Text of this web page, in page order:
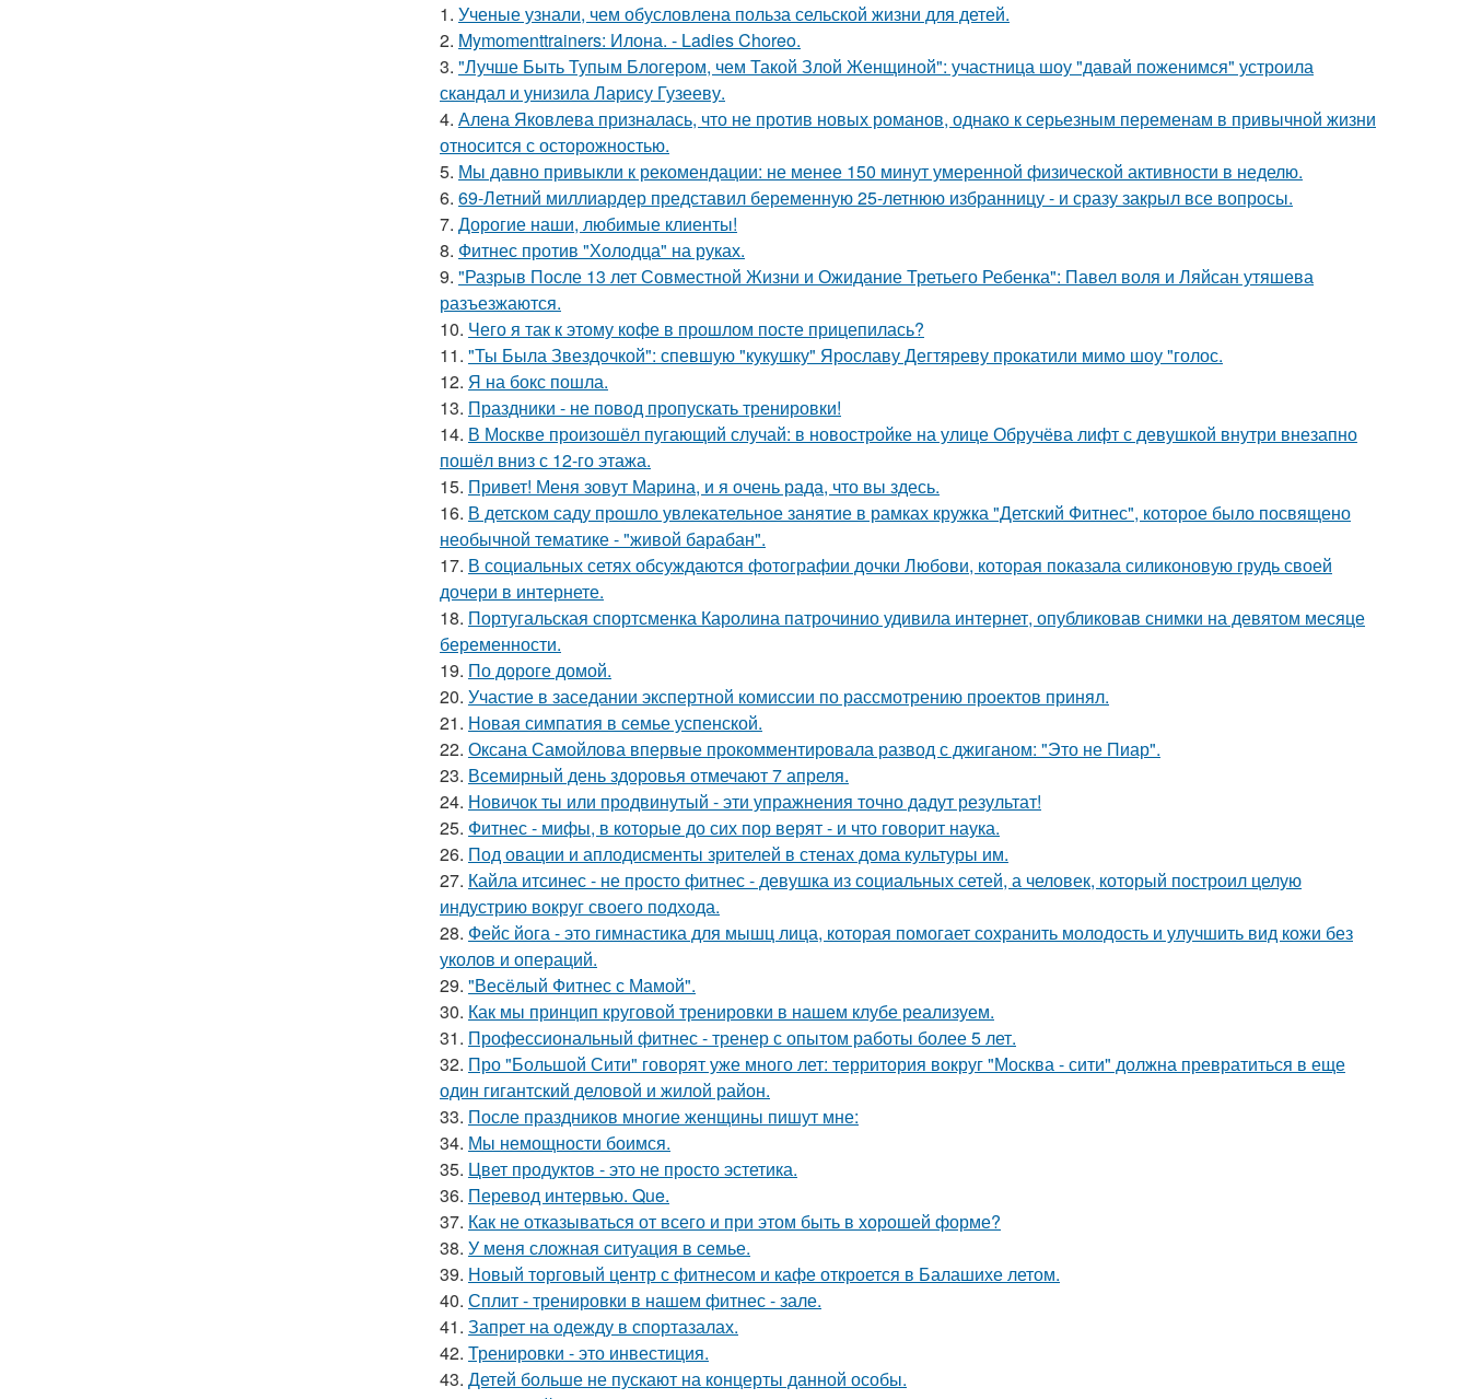
1. Ученые узнали, чем обусловлена польза сельской жизни для детей.
2. Mymomenttrainers: Илона. - Ladies Choreo.
3. "Лучше Быть Тупым Блогером, чем Такой Злой Женщиной": участница шоу "давай поженимся" устроила
скандал и унизила Ларису Гузееву.
4. Алена Яковлева призналась, что не против новых романов, однако к серьезным переменам в привычной жизни
относится с осторожностью.
5. Мы давно привыкли к рекомендации: не менее 150 минут умеренной физической активности в неделю.
6. 69-Летний миллиардер представил беременную 25-летнюю избранницу - и сразу закрыл все вопросы.
7. Дорогие наши, любимые клиенты!
8. Фитнес против "Холодца" на руках.
9. "Разрыв После 13 лет Совместной Жизни и Ожидание Третьего Ребенка": Павел воля и Ляйсан утяшева
разъезжаются.
10. Чего я так к этому кофе в прошлом посте прицепилась?
11. "Ты Была Звездочкой": спевшую "кукушку" Ярославу Дегтяреву прокатили мимо шоу "голос.
12. Я на бокс пошла.
13. Праздники - не повод пропускать тренировки!
14. В Москве произошёл пугающий случай: в новостройке на улице Обручёва лифт с девушкой внутри внезапно
пошёл вниз с 12-го этажа.
15. Привет! Меня зовут Марина, и я очень рада, что вы здесь.
16. В детском саду прошло увлекательное занятие в рамках кружка "Детский Фитнес", которое было посвящено
необычной тематике - "живой барабан".
17. В социальных сетях обсуждаются фотографии дочки Любови, которая показала силиконовую грудь своей
дочери в интернете.
18. Португальская спортсменка Каролина патрочинио удивила интернет, опубликовав снимки на девятом месяце
беременности.
19. По дороге домой.
20. Участие в заседании экспертной комиссии по рассмотрению проектов принял.
21. Новая симпатия в семье успенской.
22. Оксана Самойлова впервые прокомментировала развод с джиганом: "Это не Пиар".
23. Всемирный день здоровья отмечают 7 апреля.
24. Новичок ты или продвинутый - эти упражнения точно дадут результат!
25. Фитнес - мифы, в которые до сих пор верят - и что говорит наука.
26. Под овации и аплодисменты зрителей в стенах дома культуры им.
27. Кайла итсинес - не просто фитнес - девушка из социальных сетей, а человек, который построил целую
индустрию вокруг своего подхода.
28. Фейс йога - это гимнастика для мышц лица, которая помогает сохранить молодость и улучшить вид кожи без
уколов и операций.
29. "Весёлый Фитнес с Мамой".
30. Как мы принцип круговой тренировки в нашем клубе реализуем.
31. Профессиональный фитнес - тренер с опытом работы более 5 лет.
32. Про "Большой Сити" говорят уже много лет: территория вокруг "Москва - сити" должна превратиться в еще
один гигантский деловой и жилой район.
33. После праздников многие женщины пишут мне:
34. Мы немощности боимся.
35. Цвет продуктов - это не просто эстетика.
36. Перевод интервью. Que.
37. Как не отказываться от всего и при этом быть в хорошей форме?
38. У меня сложная ситуация в семье.
39. Новый торговый центр с фитнесом и кафе откроется в Балашихе летом.
40. Сплит - тренировки в нашем фитнес - зале.
41. Запрет на одежду в спортазалах.
42. Тренировки - это инвестиция.
43. Детей больше не пускают на концерты данной особы.